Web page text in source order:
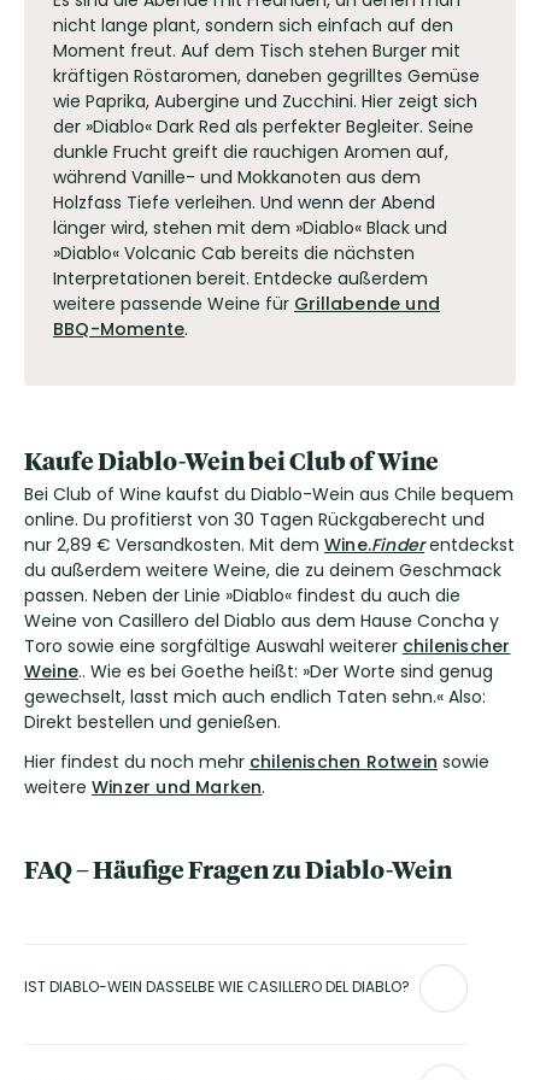
nicht lange plant, sondern sich einfach auf den
Moment freut. Auf dem Tisch stehen Burger mit
kräftigen Röstaromen, daneben gegrilltes Gemüse
wie Paprika, Aubergine und Zucchini. Hier zeigt sich
der »Diablo« Dark Red als perfekter Begleiter. Seine
dunkle Frucht greift die rauchigen Aromen auf,
während Vanille- und Mokkanoten aus dem
Holzfass Tiefe verleihen. Und wenn der Abend
länger wird, stehen mit dem »Diablo« Black und
»Diablo« Volcanic Cab bereits die nächsten
Interpretationen bereit. Entdecke außerdem
weitere passende Weine für Grillabende und
BBQ-Momente.
Kaufe Diablo-Wein bei Club of Wine
Bei Club of Wine kaufst du Diablo-Wein aus Chile bequem
online. Du profitierst von 30 Tagen Rückgaberecht und
nur 2,89 € Versandkosten. Mit dem Wine.Finderentdeckst
du außerdem weitere Weine, die zu deinem Geschmack
passen. Neben der Linie »Diablo« findest du auch die
Weine von Casillero del Diablo aus dem Hause Concha y
Toro sowie eine sorgfältige Auswahl weiterer chilenischer
Weine.. Wie es bei Goethe heißt: »Der Worte sind genug
gewechselt, lasst mich auch endlich Taten sehn.« Also:
Direkt bestellen und genießen.
Hier findest du noch mehr chilenischen Rotwein sowie
weitere Winzer und Marken.
FAQ – Häufige Fragen zu Diablo-Wein
IST DIABLO-WEIN DASSELBE WIE CASILLERO DEL DIABLO?
Toro. Die Linie ist klar von Casillero del Diablo getrennt, greift